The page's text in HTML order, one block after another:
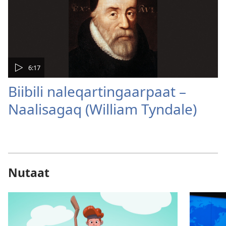
6:17
Biibili naleqartingaarpaat –
Naalisagaq (William Tyndale)
Nutaat